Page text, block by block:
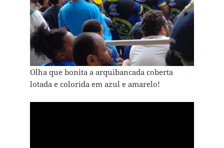
Olha que bonita a arquibancada coberta
lotada e colorida em azul e amarelo!